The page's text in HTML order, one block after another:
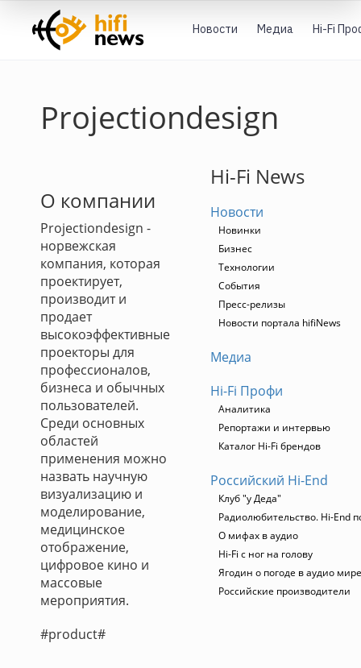
Новости Медиа Hi-Fi
Projectiondesign
О компании
Projectiondesign -
норвежская
компания, которая
проектирует,
производит и
продает
высокоэффективные
проекторы для
профессионалов,
бизнеса и обычных
пользователей.
Среди основных
областей
применения можно
назвать научную
визуализацию и
моделирование,
медицинское
отображение,
цифровое кино и
массовые
мероприятия.
#product#
Hi-Fi News
Новости
Новинки
Бизнес
Технологии
События
Пресс-релизы
Новости портала hifiNews
Медиа
Hi-Fi Профи
Аналитика
Репортажи и интервью
Каталог Hi-Fi брендов
Российский Hi-End
Клуб "у Деда"
Радиолюбительство. Hi-End
О мифах в аудио
Hi-Fi с ног на голову
Ягодин о погоде в аудио мире
Российские производители